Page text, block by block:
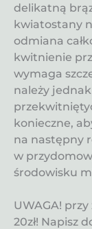
delikatną
kwiatostany
odmiana
kwitnienie
wymaga
należy
konieczne,
na następny
w
środowisku
UWAGA!
20zł! Napisz